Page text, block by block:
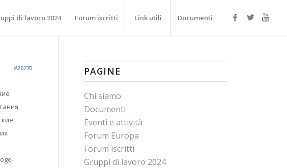
di lavoro 2024 Forum iscritti Link utili Documenti
#26770 PAGINE
Chi siamo
Documenti
Eventi e attività
Forum Europa
Forum iscritti
Gruppi di lavoro 2024